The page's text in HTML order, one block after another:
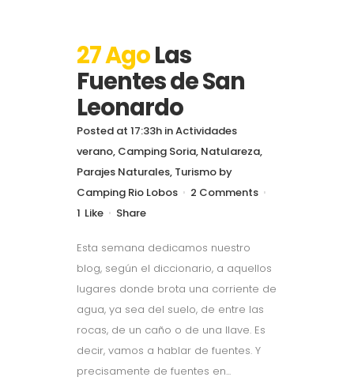
27 AgoLas
Fuentes de San
Leonardo
Posted at 17:33h inActividades
verano, Camping Soria, Natulareza,
Parajes Naturales, Turismo by
Camping Rio Lobos
2 Comments
1 Like Share
Esta semana dedicamos nuestro
blog, según el diccionario, a aquellos
lugares donde brota una corriente de
agua, ya sea del suelo, de entre las
rocas, de un caño o de una llave. Es
decir, vamos a hablar de fuentes. Y
precisamente de fuentes en...